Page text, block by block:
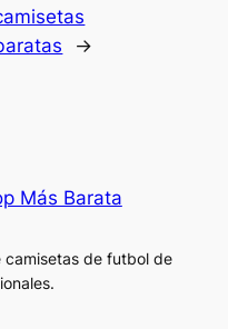
→
Más Barata
camisetas de futbol de